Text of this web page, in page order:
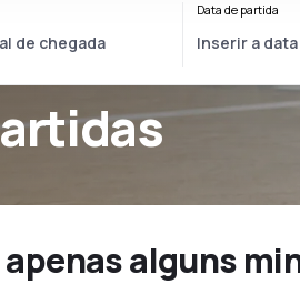
Data de partida
apenas alguns